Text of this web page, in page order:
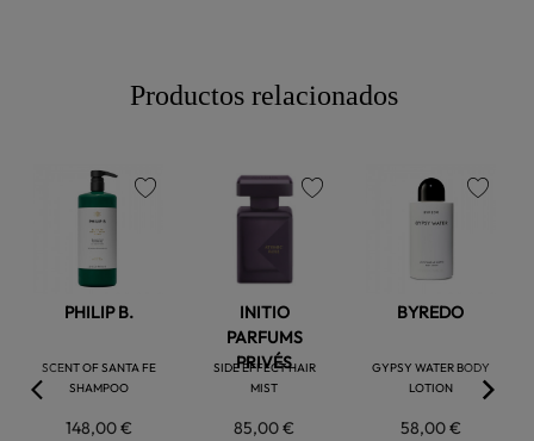
Productos relacionados
PHILIP B.
SCENT OF SANTA FE
SHAMPOO
148,00 €
INITIO
PARFUMS
PRIVÉS
SIDE EFFECT HAIR
MIST
85,00 €
BYREDO
GYPSY WATER BODY
LOTION
58,00 €